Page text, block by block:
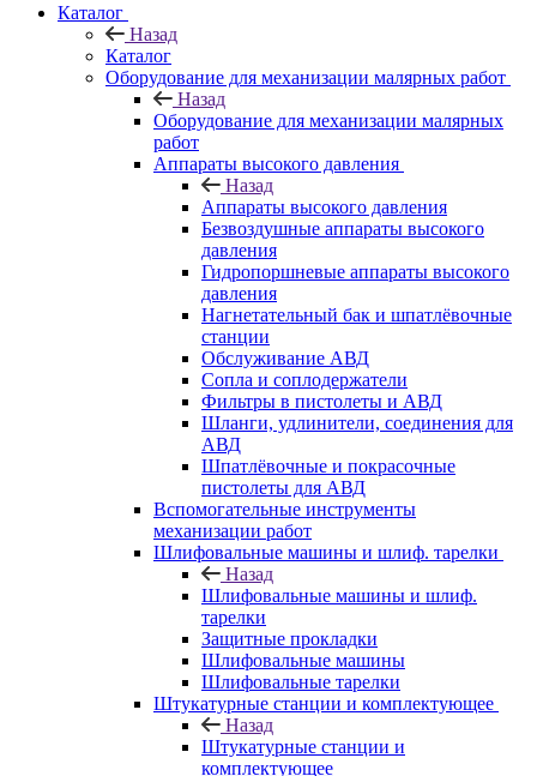
Каталог
Назад
Каталог
Оборудование для механизации малярных работ
Назад
Оборудование для механизации малярных
работ
Аппараты высокого давления
Назад
Аппараты высокого давления
Безвоздушные аппараты высокого
давления
Гидропоршневые аппараты высокого
давления
Нагнетательный бак и шпатлёвочные
станции
Обслуживание АВД
Сопла и соплодержатели
Фильтры в пистолеты и АВД
Шланги, удлинители, соединения для
АВД
Шпатлёвочные и покрасочные
пистолеты для АВД
Вспомогательные инструменты
механизации работ
Шлифовальные машины и шлиф. тарелки
Назад
Шлифовальные машины и шлиф.
тарелки
Защитные прокладки
Шлифовальные машины
Шлифовальные тарелки
Штукатурные станции и комплектующее
Назад
Штукатурные станции и
комплектующее